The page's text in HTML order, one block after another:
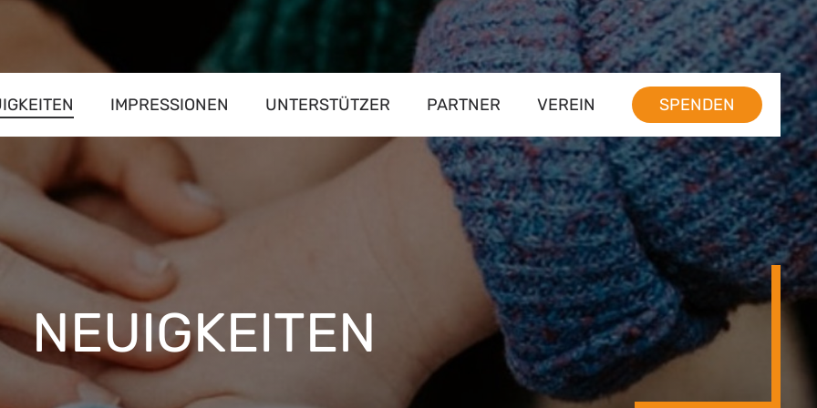
IMPRESSIONEN UNTERSTÜTZER PARTNER VEREIN SPENDEN
NEUIGKEITEN